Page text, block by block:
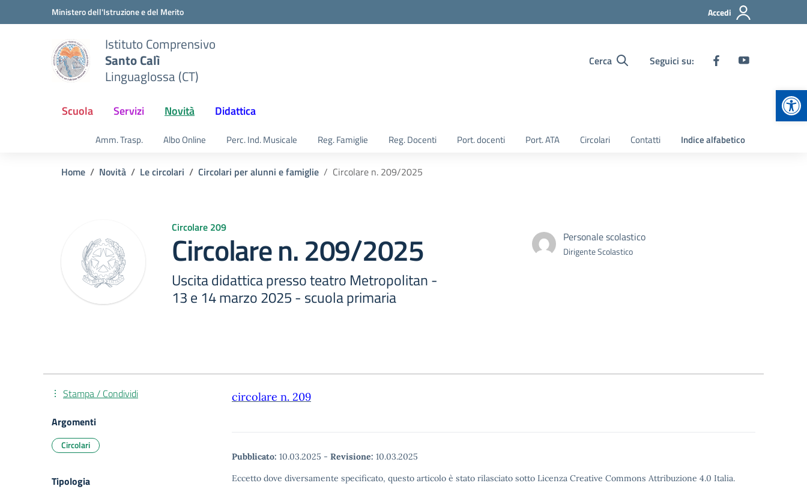
Vai ai contenuti
Vai al menu di navigazioneMinistero dell'Istruzione e del Merito Accedi
Istituto Comprensivo
Santo Calì
Linguaglossa (CT)
Cerca Seguici su:
Scuola Servizi Novità Didattica
Amm. Trasp. Albo Online Perc. Ind. Musicale Reg. Famiglie Reg. Docenti Port. docenti Port. ATA Circolari Contatti Indice alfabetico
Home Novità Le circolari Circolari per alunni e famiglie Circolare n. 209/2025
Circolare 209
Circolare n. 209/2025
Uscita didattica presso teatro Metropolitan -
13 e 14 marzo 2025 - scuola primaria
Personale scolastico
Dirigente Scolastico
circolare n. 209
Pubblicato: 10.03.2025 - Revisione: 10.03.2025
Eccetto dove diversamente specificato, questo articolo è stato rilasciato sotto Licenza Creative Commons Attribuzione 4.0 Italia.
Stampa / Condividi
Argomenti
Circolari
Tipologia